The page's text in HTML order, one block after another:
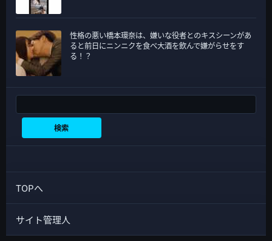
性格の悪い橋本環奈は、嫌いな役者とのキスシーンがあ
ると前日にニンニクを食べ大酒を飲んで嫌がらせをす
る！？
検索
TOPへ
サイト管理人